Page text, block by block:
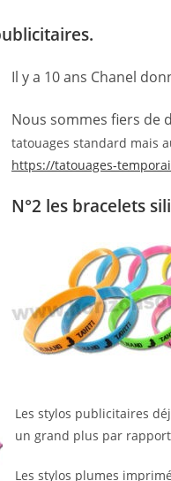
Il y a 10 ans Chanel
Nous sommes fiers de
tatouages standard mais
https://tatouages-
N°2 les bracelets
Les stylos publicitaires
un grand plus par
Les stylos plumes